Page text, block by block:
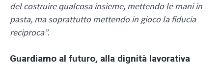
del costruire qualcosa insieme, mettendo le mani in
pasta, ma soprattutto mettendo in gioco la fiducia
reciproca”.
Guardiamo al futuro, alla dignità lavorativa